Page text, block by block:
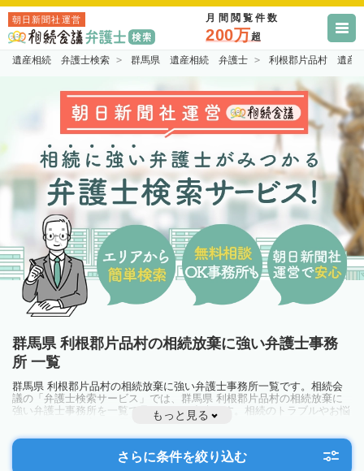
朝日新聞社運営 月間閲覧件数
200万超
遺産相続 弁護士検索 群馬県 遺産相続 弁護士 利根郡片品村 遺産
群馬県 利根郡片品村の相続放棄に強い弁護士事務
所 一覧
群馬県 利根郡片品村の相続放棄に強い弁護士事務所一覧です。相続会
議の「弁護士検索サービス」では、群馬県 利根郡片品村の相続放棄に
強い弁護士事務所を一覧で見ることが出来ます。相続のトラブルやお悩
みを抱えている方は一度近隣の弁護士に相談してみましょう。
もっと見る
さらに条件を絞り込む